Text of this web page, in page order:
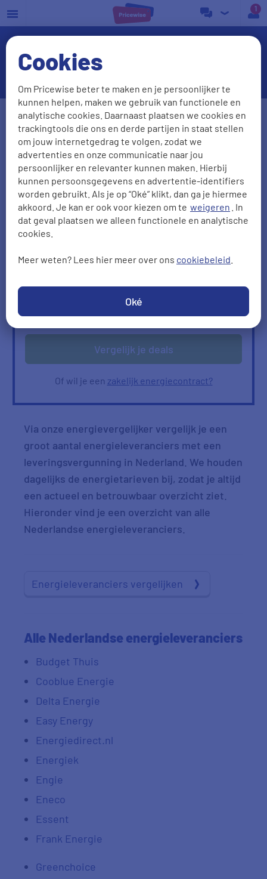
Cookies
Om Pricewise beter te maken en je persoonlijker te
kunnen helpen, maken we gebruik van functionele en
analytische cookies. Daarnaast plaatsen we cookies en
trackingtools die ons en derde partijen in staat stellen
om jouw internetgedrag te volgen, zodat we
advertenties en onze communicatie naar jou
persoonlijker en relevanter kunnen maken. Hierbij
kunnen persoonsgegevens en advertentie-identifiers
worden gebruikt. Als je op “Oké” klikt, dan ga je hiermee
akkoord. Je kan er ook voor kiezen om te weigeren . In
dat geval plaatsen we alleen functionele en analytische
cookies.
Meer weten? Lees hier meer over ons cookiebeleid
Oké
a
Energieleveranciers
Postcode Huisnr. + Toev.
Huidige leverancier
Aantal personen
1
2000kWh/jr 950m3/jr
Zonnepanelen
Vergelijk je deals
Of wil je een zakelijk energiecontract?
ophalen
Via onze energievergelijker vergelijk je een
groot aantal energieleveranciers met een
leveringsvergunning in Nederland. We houden
dagelijks de energietarieven bij, zodat je altijd
een actueel en betrouwbaar overzicht ziet.
Hieronder vind je een overzicht van alle
Nederlandse energieleveranciers.
Energieleveranciers vergelijken
Alle Nederlandse energieleveranciers
Budget Thuis
Cooblue Energie
Delta Energie
Easy Energy
Energiedirect.nl
Energiek
Engie
Eneco
Essent
Frank Energie
Greenchoice